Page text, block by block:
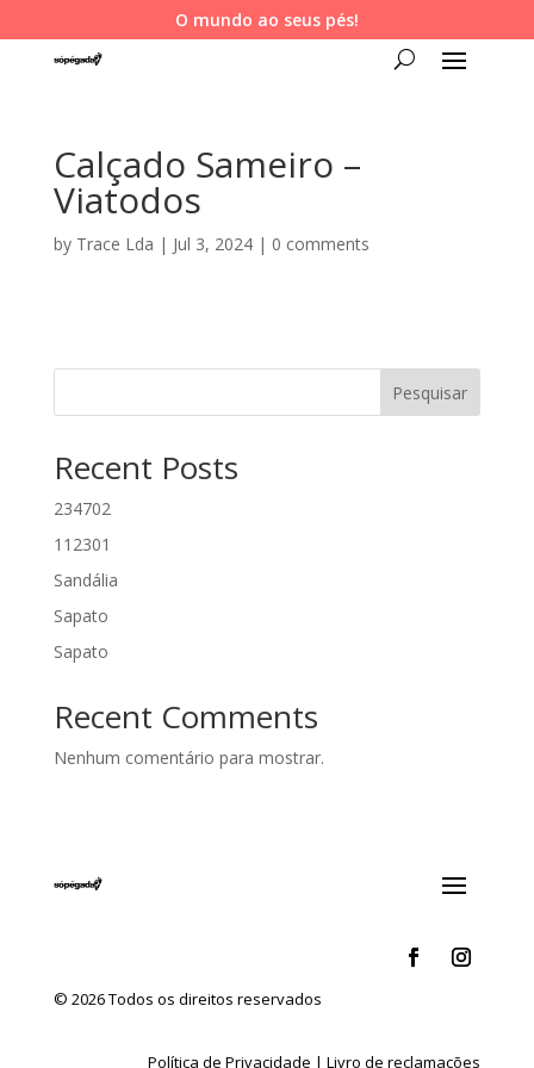
O mundo ao seus pés!
Calçado Sameiro –
Viatodos
by Trace Lda | Jul 3, 2024| 0 comments
Pesquisar
Recent Posts
234702
112301
Sandália
Sapato
Sapato
Recent Comments
Nenhum comentário para mostrar.
© 2026 Todos os direitos reservados
Política de Privacidade |Livro de reclamações